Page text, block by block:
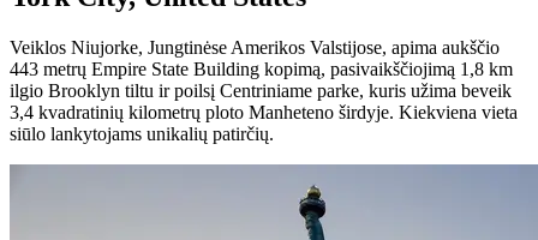
Veiklos Niujorke, Jungtinėse Amerikos Valstijose, apima aukščio
443 metrų Empire State Building kopimą, pasivaikščiojimą 1,8 km
ilgio Brooklyn tiltu ir poilsį Centriniame parke, kuris užima beveik
3,4 kvadratinių kilometrų ploto Manheteno širdyje. Kiekviena vieta
siūlo lankytojams unikalių patirčių.